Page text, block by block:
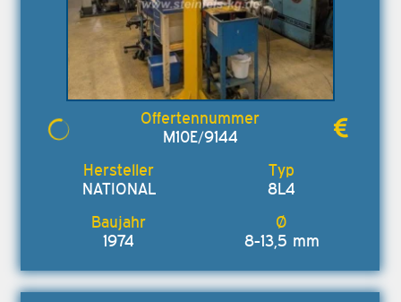
M10E/9144
NATIONAL 8L4
1974 8-13,5 mm